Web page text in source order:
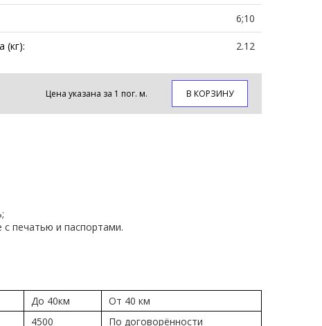
6;10
(кг): 2.12
Цена указана за 1 пог. м. В КОРЗИНУ
печатью и паспортами.
До 40км
От 40 км
4500
По договорённости